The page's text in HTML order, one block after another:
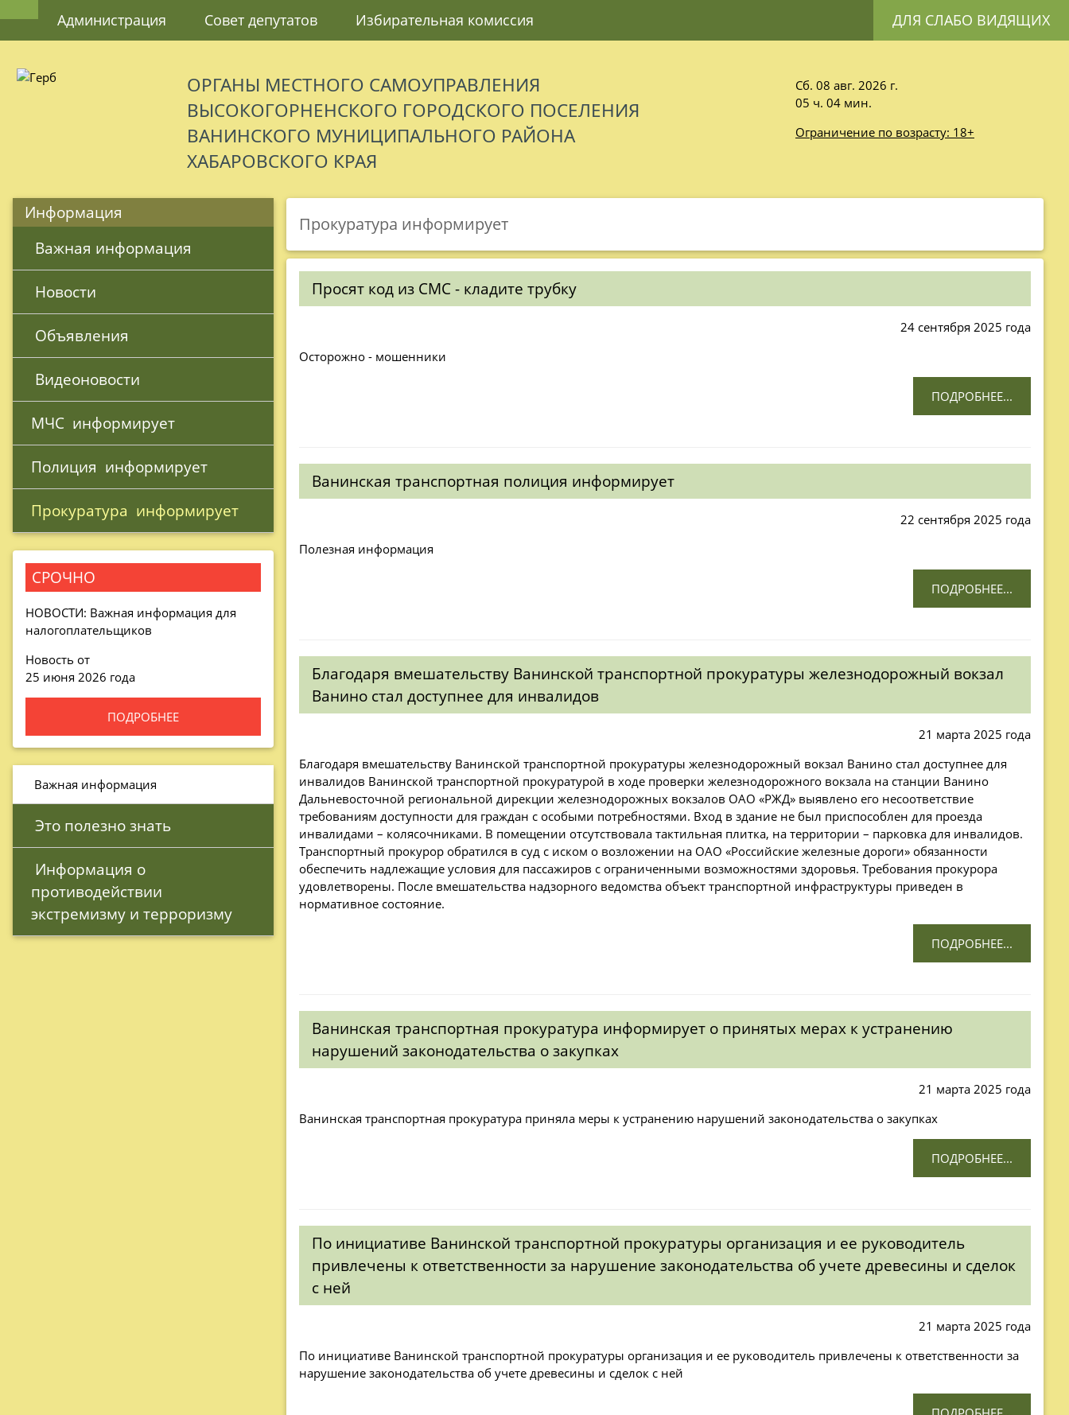
Администрация Совет депутатов Избирательная комиссия ДЛЯ СЛАБО ВИДЯЩИХ
ОРГАНЫ МЕСТНОГО САМОУПРАВЛЕНИЯ
ВЫСОКОГОРНЕНСКОГО ГОРОДСКОГО ПОСЕЛЕНИЯ
ВАНИНСКОГО МУНИЦИПАЛЬНОГО РАЙОНА
ХАБАРОВСКОГО КРАЯ
Сб. 08 авг. 2026 г.
05 ч. 04 мин.
Ограничение по возрасту: 18+
Информация
Важная информация
Новости
Объявления
Видеоновости
МЧС информирует
Полиция информирует
Прокуратура информирует
СРОЧНО
НОВОСТИ: Важная информация для
налогоплательщиков
Новость от
25 июня 2026 года
ПОДРОБНЕЕ
Важная информация
Это полезно знать
противодействии
экстремизму и терроризму
Прокуратура информирует
Просят код из СМС - кладите трубку
24 сентября 2025 года
Осторожно - мошенники
ПОДРОБНЕЕ...
Ванинская транспортная полиция информирует
22 сентября 2025 года
Полезная информация
ПОДРОБНЕЕ...
Благодаря вмешательству Ванинской транспортной прокуратуры железнодорожный вокзал
Ванино стал доступнее для инвалидов
21 марта 2025 года
Благодаря вмешательству Ванинской транспортной прокуратуры железнодорожный вокзал Ванино стал доступнее для
инвалидов Ванинской транспортной прокуратурой в ходе проверки железнодорожного вокзала на станции Ванино
Дальневосточной региональной дирекции железнодорожных вокзалов ОАО «РЖД» выявлено его несоответствие
требованиям доступности для граждан с особыми потребностями. Вход в здание не был приспособлен для проезда
инвалидами – колясочниками. В помещении отсутствовала тактильная плитка, на территории – парковка для инвалидов.
Транспортный прокурор обратился в суд с иском о возложении на ОАО «Российские железные дороги» обязанности
обеспечить надлежащие условия для пассажиров с ограниченными возможностями здоровья. Требования прокурора
удовлетворены. После вмешательства надзорного ведомства объект транспортной инфраструктуры приведен в
нормативное состояние.
ПОДРОБНЕЕ...
Ванинская транспортная прокуратура информирует о принятых мерах к устранению
нарушений законодательства о закупках
21 марта 2025 года
Ванинская транспортная прокуратура приняла меры к устранению нарушений законодательства о закупках
ПОДРОБНЕЕ...
По инициативе Ванинской транспортной прокуратуры организация и ее руководитель
привлечены к ответственности за нарушение законодательства об учете древесины и сделок
с ней
21 марта 2025 года
По инициативе Ванинской транспортной прокуратуры организация и ее руководитель привлечены к ответственности за
нарушение законодательства об учете древесины и сделок с ней